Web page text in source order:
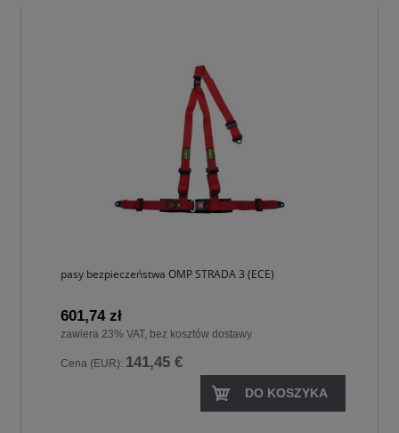
pasy bezpieczeństwa OMP STRADA 3 (ECE)
601,74 zł
zawiera 23% VAT, bez kosztów dostawy
Cena (EUR): 141,45 €
DO KOSZYKA